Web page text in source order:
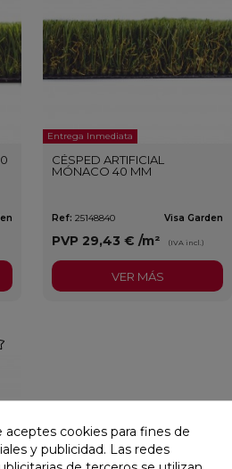
Entrega Inmediata
CÉSPED ARTIFICIAL
MÓNACO 40 MM
Ref: 25148840 Visa Garden
PVP 29,43 € /m² (IVA incl.)
VER MÁS
cookies para fines de
y publicidad. Las redes